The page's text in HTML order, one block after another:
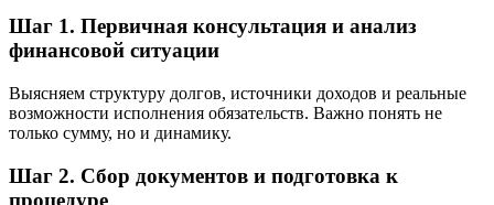
Шаг 1. Первичная консультация и анализ
финансовой ситуации
Выясняем структуру долгов, источники доходов и реальные
возможности исполнения обязательств. Важно понять не
только сумму, но и динамику.
Шаг 2. Сбор документов и подготовка к
процедуре